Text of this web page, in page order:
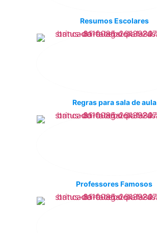
Resumos Escolares
Regras para sala de aula
Professores Famosos